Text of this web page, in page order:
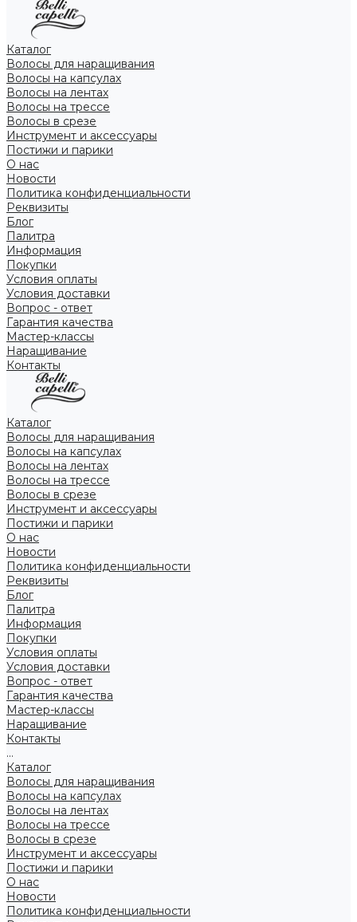
Каталог
Волосы для наращивания
Волосы на капсулах
Волосы на лентах
Волосы на трессе
Волосы в срезе
Инструмент и аксессуары
Постижи и парики
О нас
Новости
Политика конфиденциальности
Реквизиты
Блог
Палитра
Информация
Покупки
Условия оплаты
Условия доставки
Вопрос - ответ
Гарантия качества
Мастер-классы
Наращивание
Контакты
Каталог
Волосы для наращивания
Волосы на капсулах
Волосы на лентах
Волосы на трессе
Волосы в срезе
Инструмент и аксессуары
Постижи и парики
О нас
Новости
Политика конфиденциальности
Реквизиты
Блог
Палитра
Информация
Покупки
Условия оплаты
Условия доставки
Вопрос - ответ
Гарантия качества
Мастер-классы
Наращивание
Контакты
...
Каталог
Волосы для наращивания
Волосы на капсулах
Волосы на лентах
Волосы на трессе
Волосы в срезе
Инструмент и аксессуары
Постижи и парики
О нас
Новости
Политика конфиденциальности